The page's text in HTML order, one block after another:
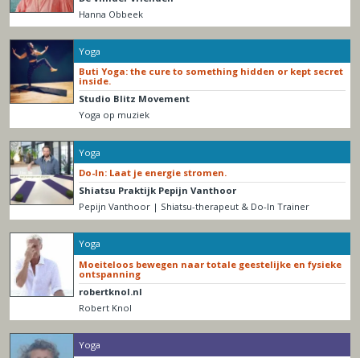
Hanna Obbeek
Yoga
Buti Yoga: the cure to something hidden or kept secret
inside.
Studio Blitz Movement
Yoga op muziek
Yoga
Do-In: Laat je energie stromen.
Shiatsu Praktijk Pepijn Vanthoor
Pepijn Vanthoor | Shiatsu-therapeut & Do-In Trainer
Yoga
Moeiteloos bewegen naar totale geestelijke en fysieke
ontspanning
robertknol.nl
Robert Knol
Yoga